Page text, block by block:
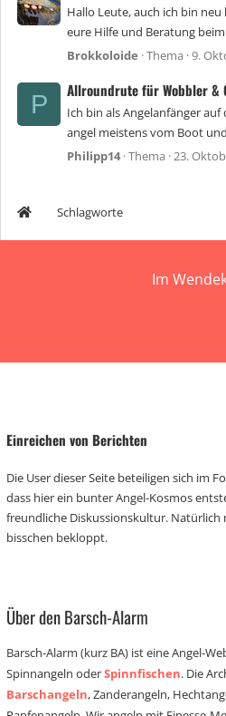
Hallo Leute, auch ich bin
eure Hilfe und Beratung
Brokkoloide Thema 9.
P
Allroundrute für Wobbler &
Ich bin als Angelanfänger
angel meistens vom Boot
Philipp14 Thema 23.
Schlagworte
Im
Einreichen von Berichten
Die User dieser Seite beteiligen sich im
dass hier ein bunter Angel-Kosmos
freundliche Diskussionskultur.
bisschen bekloppt.
Über den Barsch-Alarm
Barsch-Alarm (kurz BA) ist eine Angel-
Spinnangeln oderSpinnfischen. Die
Barschangeln, Zanderangeln,